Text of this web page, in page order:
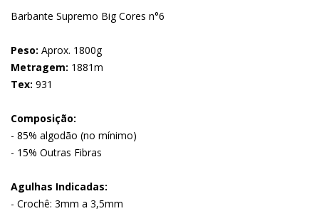
Barbante Supremo Big Cores n°6
Peso: Aprox. 1800g
Metragem: 1881m
Tex: 931
Composição:
- 85% algodão (no mínimo)
- 15% Outras Fibras
Agulhas Indicadas:
- Crochê: 3mm a 3,5mm